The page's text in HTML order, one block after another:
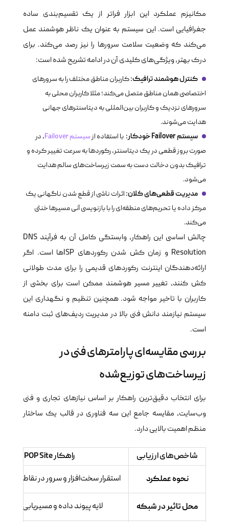
مکانیزم عملکرد این ابزار فراتر از یک تقسیم‌بندی ساده‌
جغرافیایی است. این سیستم به عنوان یک ناظر هوشمند عمل
می‌کند که وضعیت سلامت سرورها را نیز رصد می‌کند. برای
درک بهتر، ویژگی‌های کلیدی آن در ادامه تشریح شده است:
کنترل هوشمند ترافیک:کاربران مناطق مختلف را به سرورهای
اختصاصی همان مناطق متصل می‌کند؛ مثلا کاربران محلی به
سرورهای نزدیک و کاربران بین‌المللی به دیتاسنترهای جهانی
هدایت می‌شوند.
سیستم Failover خودکار: با استفاده ازسیستم Failover
، در
صورت بروز قطعی در یک دیتاسنتر، رکوردها به سرعت تغییر کرده و
ترافیک بدون دخالت دست به سمت زیرساخت‌های سالم هدایت
می‌شود.
مدیریت قطعی‌های کلان: اثرات ناشی از قطع شدن ناگهانی یک
مرکز داده یا تحریم‌های منطقه‌ای را با بازنویسی آنی مسیرها خنثی
می‌کند.
چالش اساسی این راهکار، وابستگی کامل آن به فرآیند DNS
Resolution و زمان کش شدن رکوردهای ISPها است. اگر
ارائه‌دهندگان اینترنت رکوردهای قدیمی را برای مدت طولانی
کش کنند، تغییر مسیر هوشمند ممکن است برای بخشی از
کاربران با تاخیر مواجه شود. همچنین تنظیم و نگهداری این
سیستم نیازمند دانش فنی بالا در مدیریت ردیف‌های ثبت دامنه
است.
بررسی مقایسه‌ای پارامترهای فنی در
زیرساخت‌های توزیع‌شده
برای انتخاب دقیق‌ترین راهکار بر اساس نیازهای تجاری و فنی
وب‌سایت، مقایسه جامع این سه فناوری در قالب یک ساختار
منظم اهمیت بالایی دارد.
شاخص‌های ارزیابی راهکار POP Site
نحوه عملکرد استقرار سخت‌افزار و سرور در نقاط
محل تاثیر در شبکه لایه پیوند داده و مسیریابی